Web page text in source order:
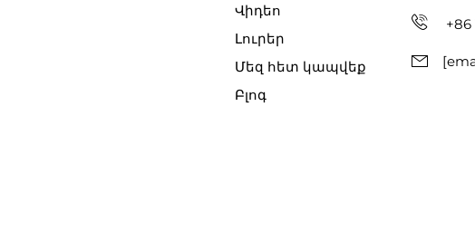
Վիդեո
Լուրեր
Մեզ հետ կապվեք
Բլոգ
+86